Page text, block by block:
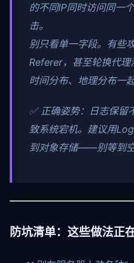
的不同IP同时访问同一
击。
别只看单一字段。有些
Referer，甚至轮换代理
时间分布、地理分布一起
✅ 正确姿势：日志保留
致系统宕机。建议用
到对象存储——别等到空
防坑清单：这些做法正